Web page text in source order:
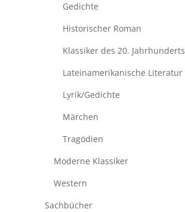
Gedichte
Historischer Roman
Klassiker des 20. Jahrhunderts
Lateinamerikanische Literatur
Lyrik/Gedichte
Märchen
Tragödien
Moderne Klassiker
Western
Sachbücher